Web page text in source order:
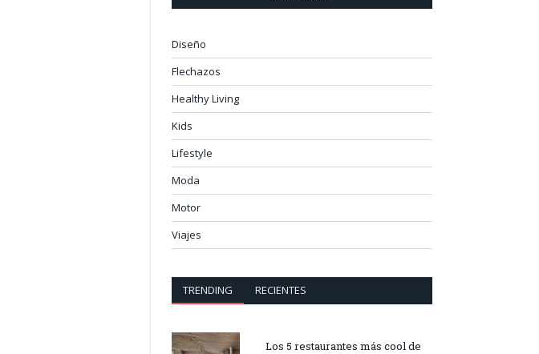
Diseño
Flechazos
Healthy Living
Kids
Lifestyle
Moda
Motor
Viajes
TRENDING RECIENTES
Los 5 restaurantes más cool de